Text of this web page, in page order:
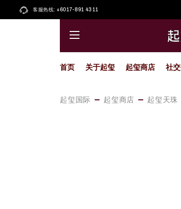
the
客服热线: +6017-891 4311
首页 关于起玺 起玺商店
起玺大唐卡
社
藏传擦擦
起玺天珠
精选颂钵
小
起玺国际 起玺商店 起玺天珠